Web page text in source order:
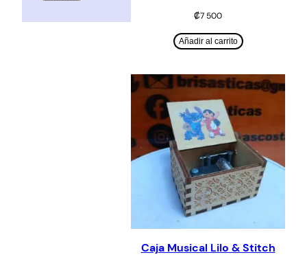
₡7 500
Añadir al carrito
Caja Musical Lilo & Stitch